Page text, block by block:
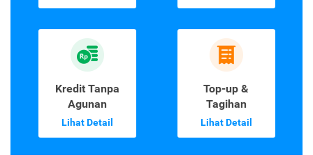
Kredit Tanpa
Agunan
Lihat Detail
Top-up &
Tagihan
Lihat Detail